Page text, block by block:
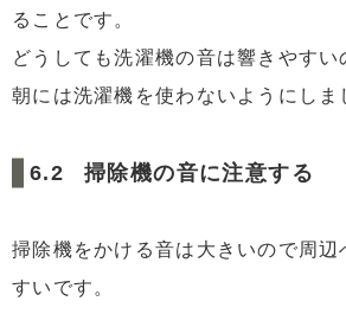
ることです。
どうしても洗濯機の音は響きやすい
朝には洗濯機を使わないようにしま
掃除機の音に注意する
掃除機をかける音は大きいので周辺
すいです。